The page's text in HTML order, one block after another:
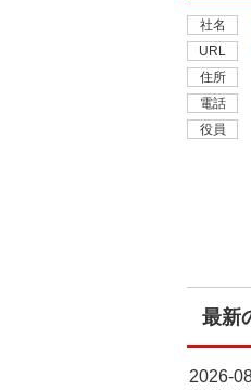
社名
URL
住所
電話
役員
最新
2026-